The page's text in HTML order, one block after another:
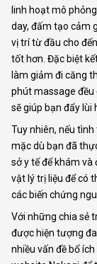
linh hoạt mô
day, đấm tạo cảm
vị trí từ đầu cho
tốt hơn. Đặc biệt
làm giảm đi căng
phút massage đều
sẽ giúp bạn đẩy lùi
Tuy nhiên, nếu
mặc dù bạn đã
sở y tế để khám và
vật lý trị liệu để có
các biến chứng
Với những chia sẻ
được hiện tượng
nhiều vấn đề bổ